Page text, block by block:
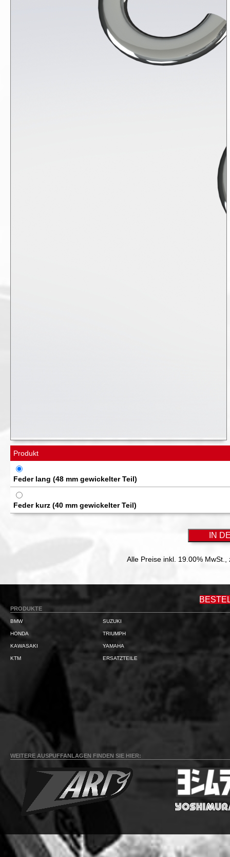
Produkt
Feder lang (48 mm gewickelter Teil)
Feder kurz (40 mm gewickelter Teil)
Alle Preise inkl. 19.00% MwSt.,
PRODUKTE
BMW
HONDA
KAWASAKI
KTM
SUZUKI
TRIUMPH
YAMAHA
ERSATZTEILE
WEITERE AUSPUFFANLAGEN FINDEN SIE HIER: